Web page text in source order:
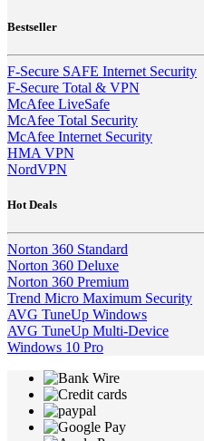
Bestseller
F-Secure SAFE Internet Security
F-Secure Total & VPN
McAfee LiveSafe
McAfee Total Security
McAfee Internet Security
HMA VPN
NordVPN
Hot Deals
Norton 360 Standard
Norton 360 Deluxe
Norton 360 Premium
Trend Micro Maximum Security
AVG TuneUp Windows
AVG TuneUp Multi-Device
Windows 10 Pro